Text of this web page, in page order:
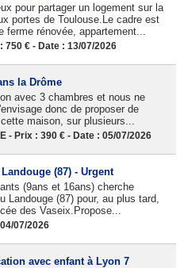
pour partager un logement sur la
portes de Toulouse.Le cadre est
rénovée, appartement...
750 € - Date : 13/07/2026
la Drôme
avec 3 chambres et nous ne
donc de proposer de
maison, sur plusieurs...
- Prix : 390 € - Date : 05/07/2026
(87) - Urgent
(9ans et 16ans) cherche
(87) pour, au plus tard,
des Vaseix.Propose...
07/2026
avec enfant à Lyon 7